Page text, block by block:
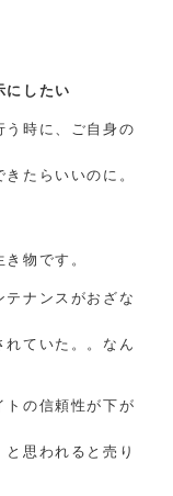
にしたい
う時に、ご自身の
たらいいのに。
物です。
テナンスがおざな
れていた。。なん
トの信頼性が下が
思われると売り